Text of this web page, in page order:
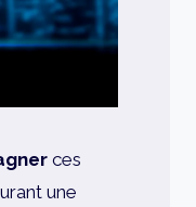
ces
une